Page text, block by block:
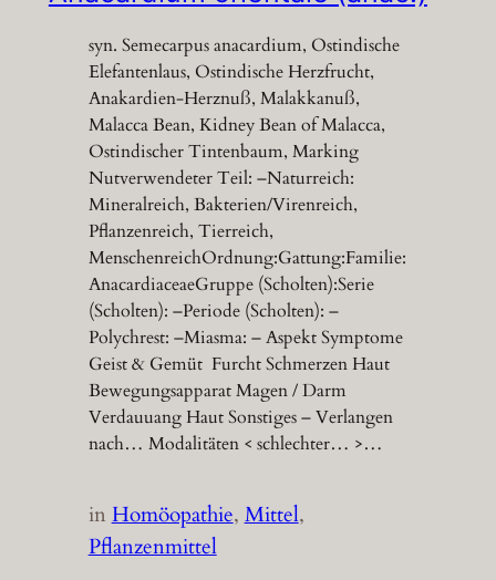
syn. Semecarpus anacardium, Ostindische
Elefantenlaus, Ostindische Herzfrucht,
Anakardien-Herznuß, Malakkanuß,
Malacca Bean, Kidney Bean of Malacca,
Ostindischer Tintenbaum, Marking
Nutverwendeter Teil: –Naturreich:
Mineralreich, Bakterien/Virenreich,
Pflanzenreich, Tierreich,
MenschenreichOrdnung:Gattung:Familie:
AnacardiaceaeGruppe (Scholten):Serie
(Scholten): –Periode (Scholten): –
Polychrest: –Miasma: – Aspekt Symptome
Geist & Gemüt Furcht Schmerzen Haut
Bewegungsapparat Magen / Darm
Verdauuang Haut Sonstiges – Verlangen
nach… Modalitäten < schlechter… >…
inHomöopathie, Mittel
Pflanzenmittel